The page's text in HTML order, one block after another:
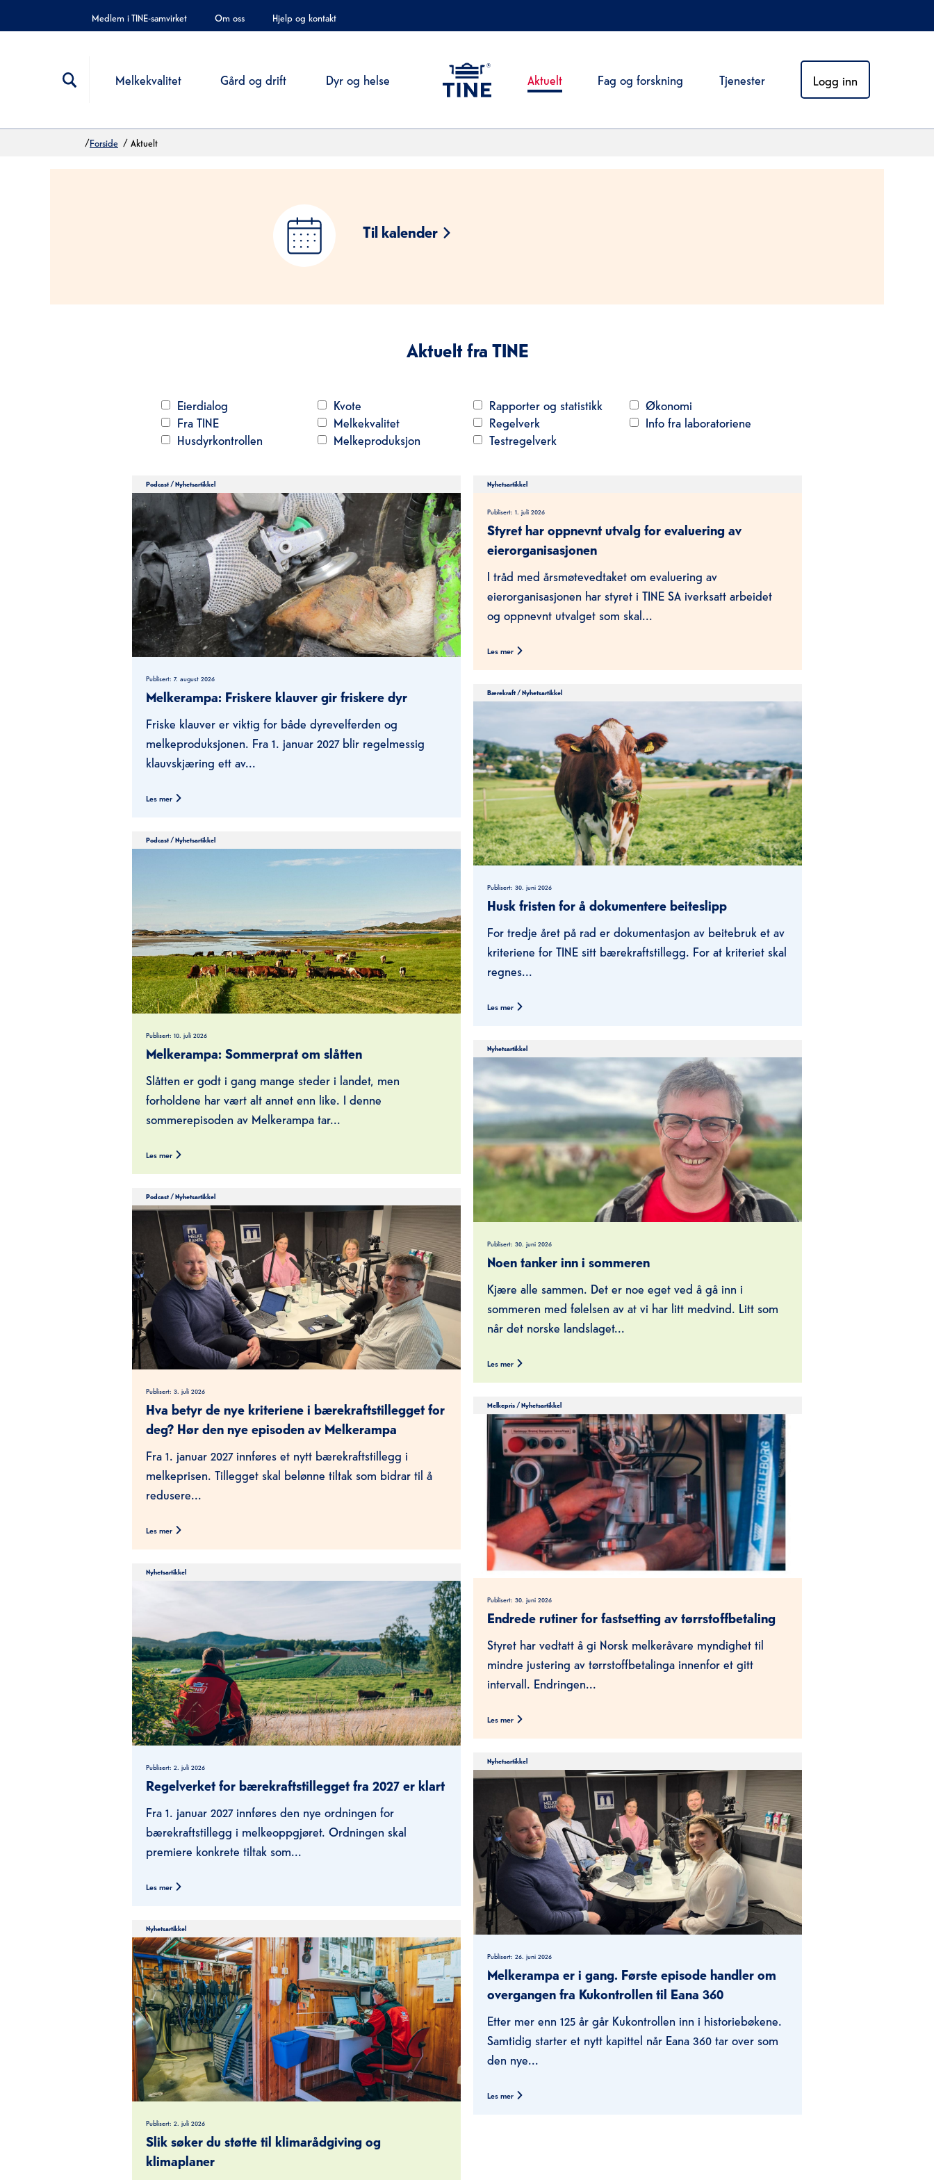
Medlem i TINE-samvirket Om oss Hjelp og kontakt
Melkekvalitet Gård og drift Dyr og helse Aktuelt Fag og forskning Tjenester Logg inn
/Forside / Aktuelt
Til kalender
Aktuelt fra TINE
Eierdialog
Fra TINE
Husdyrkontrollen
Kvote
Melkekvalitet
Melkeproduksjon
Rapporter og statistikk
Regelverk
Testregelverk
Økonomi
Info fra laboratoriene
Podcast /Nyhetsartikkel
Publisert: 7. august 2026
Melkerampa: Friskere klauver gir friskere dyr
Friske klauver er viktig for både dyrevelferden og
melkeproduksjonen. Fra 1. januar 2027 blir regelmessig
klauvskjæring ett av...
Les mer
Podcast/Nyhetsartikkel
Publisert: 10. juli 2026
Melkerampa: Sommerprat om slåtten
Slåtten er godt i gang mange steder i landet, men
forholdene har vært alt annet enn like. I denne
sommerepisoden av Melkerampa tar...
Les mer
Podcast /Nyhetsartikkel
Publisert: 3. juli 2026
Hva betyr de nye kriteriene i bærekraftstillegget for
deg? Hør den nye episoden av Melkerampa
Fra 1. januar 2027 innføres et nytt bærekraftstillegg i
melkeprisen. Tillegget skal belønne tiltak som bidrar til å
redusere...
Les mer
Nyhetsartikkel
Publisert: 2. juli 2026
Regelverket for bærekraftstillegget fra 2027 er klart
Fra 1. januar 2027 innføres den nye ordningen for
bærekraftstillegg i melkeoppgjøret. Ordningen skal
premiere konkrete tiltak som...
Les mer
Nyhetsartikkel
Publisert: 2. juli 2026
Slik søker du støtte til klimarådgiving og
klimaplaner
Nyhetsartikkel
Publisert: 1. juli 2026
Styret har oppnevnt utvalg for evaluering av
eierorganisasjonen
I tråd med årsmøtevedtaket om evaluering av
eierorganisasjonen har styret i TINE SA iverksatt arbeidet
og oppnevnt utvalget som skal...
Les mer
Bærekraft/Nyhetsartikkel
Publisert: 30. juni 2026
Husk fristen for å dokumentere beiteslipp
For tredje året på rad er dokumentasjon av beitebruk et av
kriteriene for TINE sitt bærekraftstillegg. For at kriteriet skal
regnes...
Les mer
Nyhetsartikkel
Publisert: 30. juni 2026
Noen tanker inn i sommeren
Kjære alle sammen. Det er noe eget ved å gå inn i
sommeren med følelsen av at vi har litt medvind. Litt som
når det norske landslaget...
Les mer
Melkepris/Nyhetsartikkel
Publisert: 30. juni 2026
Endrede rutiner for fastsetting av tørrstoffbetaling
Styret har vedtatt å gi Norsk melkeråvare myndighet til
mindre justering av tørrstoffbetalinga innenfor et gitt
intervall. Endringen...
Les mer
Nyhetsartikkel
Publisert: 26. juni 2026
Melkerampa er i gang. Første episode handler om
overgangen fra Kukontrollen til Eana 360
Etter mer enn 125 år går Kukontrollen inn i historiebøkene.
Samtidig starter et nytt kapittel når Eana 360 tar over som
den nye...
Les mer